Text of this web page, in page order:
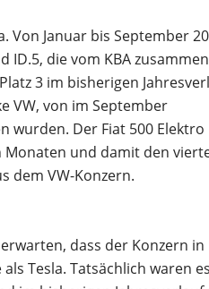
Von Januar bis September
ID.5, die vom KBA zusammen
3 im bisherigen
VW, von im September
wurden. Der Fiat 500 Elektro
Monaten und damit den
dem VW-Konzern.
dass der Konzern in
Tesla. Tatsächlich waren